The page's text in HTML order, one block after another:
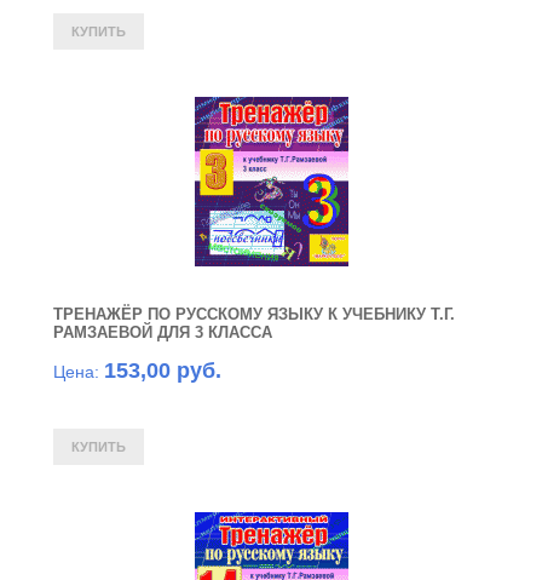
ТРЕНАЖЁР ПО РУССКОМУ ЯЗЫКУ К УЧЕБНИКУ Т.Г.
РАМЗАЕВОЙ ДЛЯ 3 КЛАССА
Цена: 153,00 руб.